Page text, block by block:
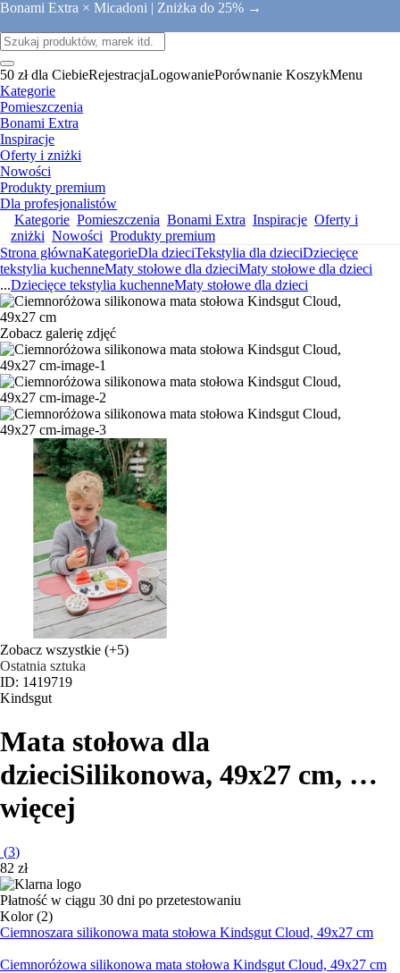
Bonami Extra × Micadoni | Zniżka do 25% →
50 zł dla CiebieRejestracjaLogowaniePorównanie KoszykMenu
Kategorie
Pomieszczenia
Bonami Extra
Inspiracje
Oferty i zniżki
Nowości
Produkty premium
Dla profesjonalistów
Kategorie Pomieszczenia Bonami Extra Inspiracje Oferty i
zniżki Nowości Produkty premium
Strona głównaKategorieDla dzieciTekstylia dla dzieciDziecięce
tekstylia kuchenneMaty stołowe dla dzieciMaty stołowe dla dzieci
...Dziecięce tekstylia kuchenneMaty stołowe dla dzieci
Zobacz galerię zdjęć
Zobacz wszystkie (+5)
Ostatnia sztuka
ID: 1419719
Kindsgut
Mata stołowa dla
dzieciSilikonowa, 49x27 cm, …
więcej
(3)
82 zł
Płatność w ciągu 30 dni po przetestowaniu
Kolor (2)
Ciemnoszara silikonowa mata stołowa Kindsgut Cloud, 49x27 cm
Ciemnoróżowa silikonowa mata stołowa Kindsgut Cloud, 49x27 cm